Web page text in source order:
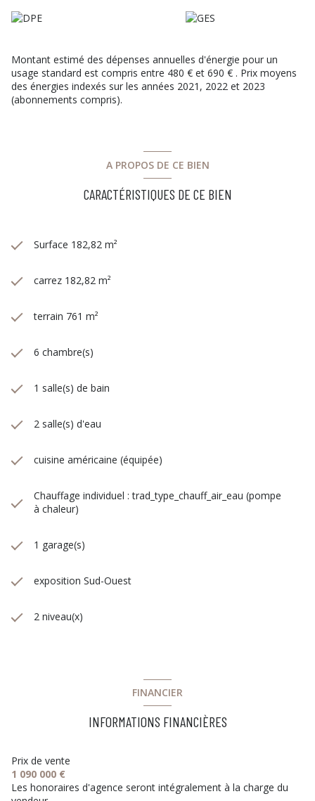
Montant estimé des dépenses annuelles d'énergie pour un
usage standard est compris entre 480 € et 690 € . Prix moyens
des énergies indexés sur les années 2021, 2022 et 2023
(abonnements compris).
A PROPOS DE CE BIEN
CARACTÉRISTIQUES DE CE BIEN
Surface 182,82 m²
carrez 182,82 m²
terrain 761 m²
6 chambre(s)
1 salle(s) de bain
2 salle(s) d'eau
cuisine américaine (équipée)
Chauffage individuel : trad_type_chauff_air_eau (pompe
à chaleur)
1 garage(s)
exposition Sud-Ouest
2 niveau(x)
FINANCIER
INFORMATIONS FINANCIÈRES
Prix de vente
1 090 000 €
Les honoraires d'agence seront intégralement à la charge du